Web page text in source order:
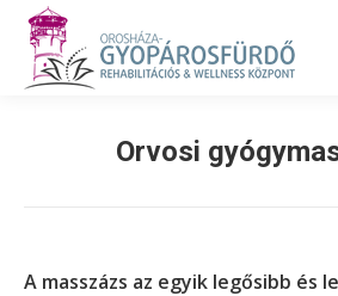
Orvosi
A masszázs az egyik legősibb és